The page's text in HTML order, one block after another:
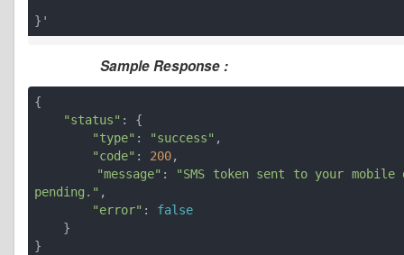
}'
Sample Response :
{
"status" : {
"type" : "success" ,
"code" : 200,
"message" :
"SMS token sent to your
pending." ,
"error" : false
}